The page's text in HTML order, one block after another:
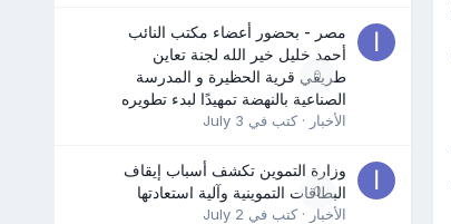
0
مصر - بحضور أعضاء مكتب النائب
أحمد خليل خير الله لجنة تعاين
طريقي قرية الحظيرة و المدرسة
الصناعية بالنهضة تمهيدًا لبدء تطويره
الأخبار · كتب في July 3
0
وزارة التموين تكشف أسباب إيقاف
البطاقات التموينية وآلية استعادتها
الأخبار · كتب في July 2